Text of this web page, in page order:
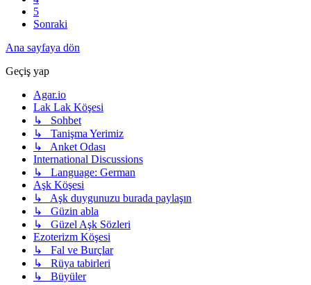
5
Sonraki
Ana sayfaya dön
Geçiş yap
Agar.io
Lak Lak Köşesi
↳ Sohbet
↳ Tanişma Yerimiz
↳ Anket Odası
International Discussions
↳ Language: German
Aşk Köşesi
↳ Aşk duygunuzu burada paylaşın
↳ Güzin abla
↳ Güzel Aşk Sözleri
Ezoterizm Köşesi
↳ Fal ve Burçlar
↳ Rüya tabirleri
↳ Büyüler